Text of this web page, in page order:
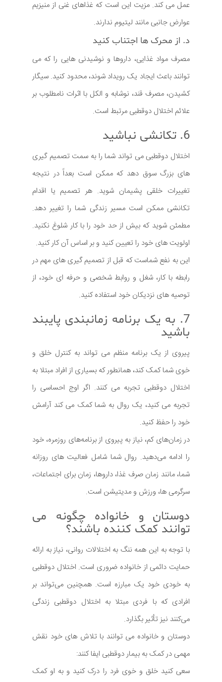
عمل می کند. مزیت این است که غذاهای غنی از منیزیم
عوارض جانبی مانند لیتیوم ندارند.
د. از محرک ها اجتناب کنید
مصرف مواد غذایی، داروها و نوشیدنی هایی را که می
توانند باعث ایجاد یک رویداد شوند، محدود کنید. سیگار
کشیدن، مصرف قند، نوشابه و الکل با اثرات نامطلوب بر
علائم اختلال دوقطبی مرتبط است.
6. تکانشی نباشید
اختلال دوقطبی می تواند شما را به سمت تصمیم گیری
های بزرگ سوق دهد که ممکن است بعداً در نتیجه
تغییرات خلقی پشیمان شوید. هر تصمیم یا اقدام
تکانشی ممکن است مسیر زندگی شما را تغییر دهد.
مطمئن شوید که بیش از حد خود را با کار شلوغ نکنید.
اولویت های خود را تعیین کنید و بر اساس آن کار کنید.
این به نفع شماست که قبل از تصمیم گیری های مهم در
رابطه با کار، شغل و روابط شخصی و حرفه ای خود، از
توصیه های نزدیکان خود استفاده کنید.
7. به یک برنامه زمانبندی پایبند
باشید
پیروی از یک برنامه منظم می تواند به کنترل خلق و
خوی شما کمک کند، همانطور که بسیاری از افراد مبتلا به
اختلال دوقطبی تجربه می کنند. اگر اوج احساسی را
تجربه می کنید، یک روال به شما کمک می کند آرامش
خود را حفظ کنید.
در زمان‌های کم، نیاز به پیروی از برنامه‌های روزمره، خود
را ادامه می‌دهید. روال شما شامل فعالیت های روزانه
شما، مانند زمان صرف غذا، داروها، زمان برای اجتماعات،
سرگرمی ها، ورزش و مدیتیشن است.
دوستان و خانواده چگونه می
توانند کمک کننده باشند؟
با توجه به این همه ننگ به اختلالات روانی، نیاز به ارائه
حمایت دائمی از خانواده ضروری است. اختلال دوقطبی
به خودی خود یک مبارزه است. همچنین می‌تواند بر
افرادی که با فردی مبتلا به اختلال دوقطبی زندگی
می‌کنند نیز تأثیر بگذارد.
دوستان و خانواده می توانند با تلاش های خود نقش
مهمی در کمک به بیمار دوقطبی ایفا کنند:
سعی کنید خلق و خوی فرد را درک کنید و به او کمک